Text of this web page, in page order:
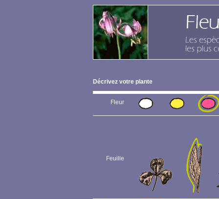
Décrivez votre plante
Fleur
Feuille